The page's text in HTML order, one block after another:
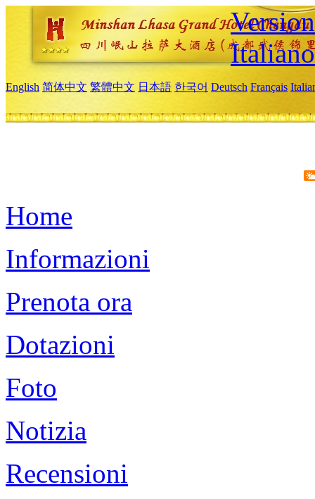
Italiano
English 简体中文 繁體中文 日本語 한국어 Deutsch Français
Home
Informazioni
Prenota ora
Dotazioni
Foto
Notizia
Recensioni